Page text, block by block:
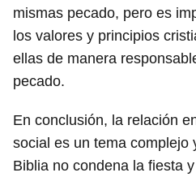
mismas pecado, pero es
los valores y principios
ellas de manera
pecado.
En conclusión, la relación
social es un tema complejo
Biblia no condena la fiesta